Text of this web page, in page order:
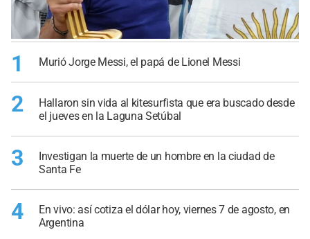
1 Murió Jorge Messi, el papá de Lionel Messi
2
Hallaron sin vida al kitesurfista que era buscado desde
el jueves en la Laguna Setúbal
3
Investigan la muerte de un hombre en la ciudad de
Santa Fe
4
En vivo: así cotiza el dólar hoy, viernes 7 de agosto, en
Argentina